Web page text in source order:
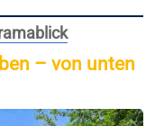
– von unten